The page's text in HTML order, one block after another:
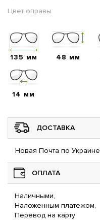
Цвет оправы
135 мм 48 мм
14 мм
ДОСТАВКА
Новая Почта по Украине
ОПЛАТА
Наличными,
Наложенным платежом,
Перевод на карту